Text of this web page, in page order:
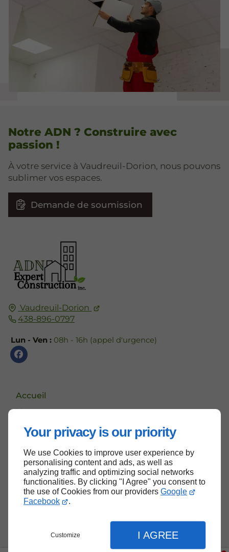
Your privacy is our priority
We use Cookies to improve user experience by
personalising content and ads, as well as
analyzing traffic and optimizing social networks
functionalities. By clicking "I Agree" you consent to
the use of Cookies from our providers Google
Facebook
.
Customize I AGREE
Vaudreuil-Dorion
438-896-0797
Lun - Ven :08h - 16h (appel d'urgence)
Accueil
Nous contacter
Politique de confidentialité
Notre ADN ? Construire avec
passion !
À votre service à Vaudreuil-Dorion, nous pouvons
sublimer vos espaces.
Demande de soumission
Haut de page